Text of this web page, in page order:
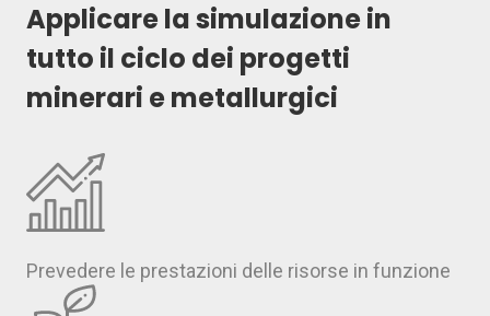
Applicare la simulazione in
tutto il ciclo dei progetti
minerari e metallurgici
Prevedere le prestazioni delle risorse in funzione